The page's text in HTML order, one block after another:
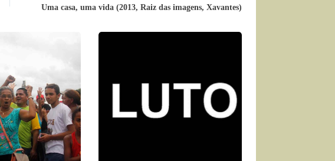
Uma casa, uma vida (2013, Raiz das imagens, Xavantes)